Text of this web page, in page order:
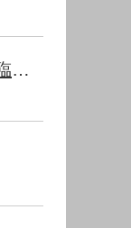
勞工人數為50人至299人之事業單位，若護理人員於同一天上、下午提供臨場健康服務，其臨場服務場次可否視為2次?